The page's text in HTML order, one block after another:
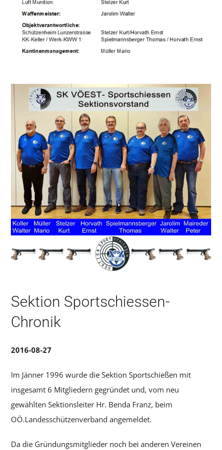
Sektion Sportschiessen-
Chronik
2016-08-27
Im Jänner 1996 wurde die Sektion Sportschießen mit
insgesamt 6 Mitgliedern gegründet und, vom neu
gewählten Sektionsleiter Hr. Benda Franz, beim
OÖ.Landesschützenverband angemeldet.
Da die Gründungsmitglieder noch bei anderen Vereinen